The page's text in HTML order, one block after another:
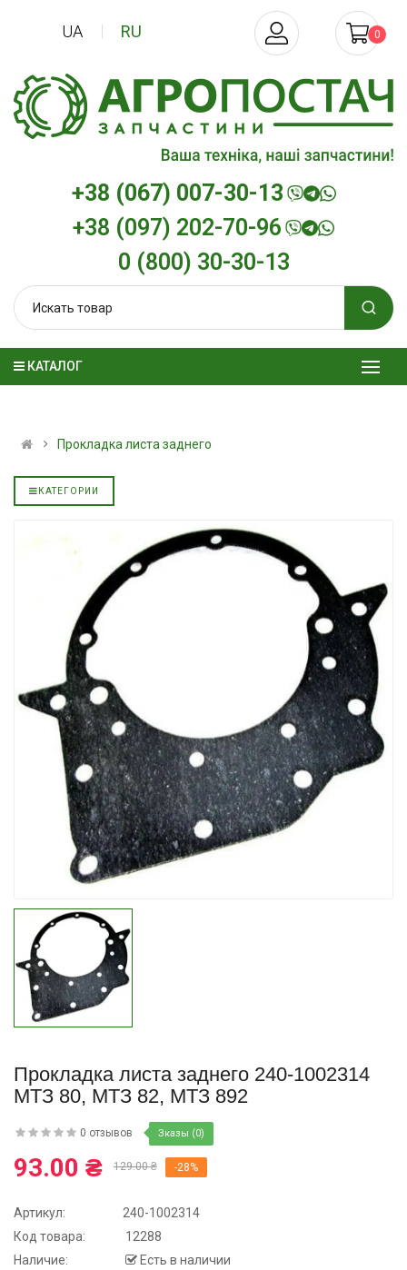
+38 (067) 007-30-13
+38 (097) 202-70-96
0 (800) 30-30-13
UA RU 0
КАТАЛОГ
Прокладка листа заднего
Гидротрансмиссионное
масло JOHN DEERE
5999.00 ₴ 6699.00 ₴
Купить
Масло
Нигрол
1699.00 ₴ 1899.00 ₴
Купить
КАТЕГОРИИ
Прокладка листа заднего 240-1002314
МТЗ 80, МТЗ 82, МТЗ 892
0 отзывов Зказы (0)
93.00 ₴ 129.00 ₴ -28%
Артикул:
240-1002314
Код товара:
12288
Наличие:
Есть в наличии